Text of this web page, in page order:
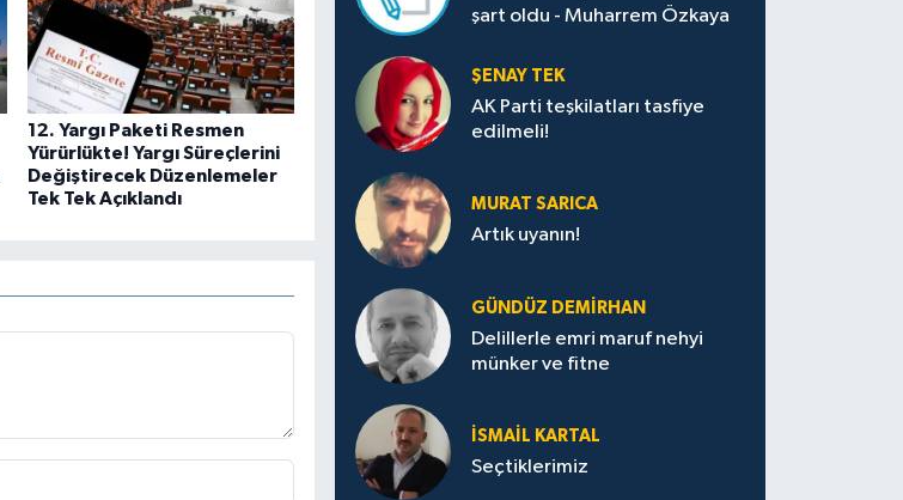
12. Yargı Paketi Resmen
Yürürlükte! Yargı Süreçlerini
Değiştirecek Düzenlemeler
Tek Tek Açıklandı
şart oldu - Muharrem Özkaya
ŞENAY TEK
AK Parti teşkilatları tasfiye
edilmeli!
MURAT SARICA
Artık uyanın!
GÜNDÜZ DEMIRHAN
Delillerle emri maruf nehyi
münker ve fitne
İSMAIL KARTAL
Seçtiklerimiz